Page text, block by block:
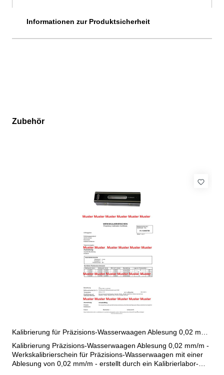
Informationen zur Produktsicherheit
Produktgalerie überspringen
Zubehör
Kalibrierung Präzisions-Wasserwaagen Ablesung 0,02 mm/m -
Werkskalibrierschein für Präzisions-Wasserwaagen mit einer
Ablesung von 0,02 mm/m - erstellt durch ein Kalibrierlabor-